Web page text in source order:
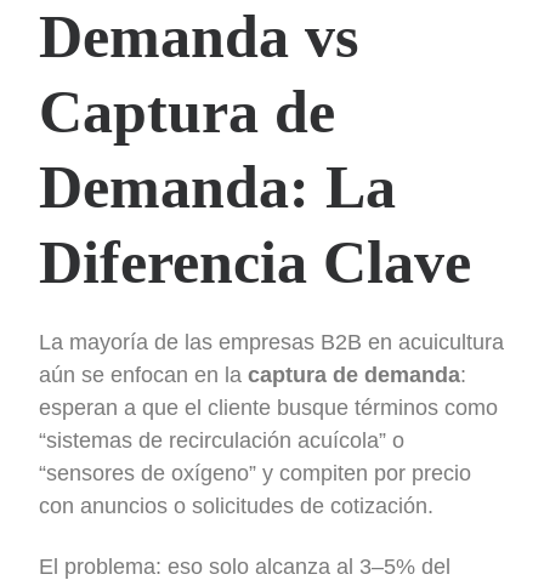
Demanda vs
Captura de
Demanda: La
Diferencia Clave
La mayoría de las empresas B2B en acuicultura
aún se enfocan en lacaptura de demanda:
esperan a que el cliente busque términos como
“sistemas de recirculación acuícola” o
“sensores de oxígeno” y compiten por precio
con anuncios o solicitudes de cotización.
El problema: eso solo alcanza al 3–5% del